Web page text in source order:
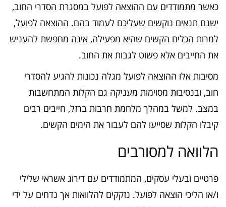
כאשר מתמודדים עם ההוצאה לפועל במסגרת הסדרי החוב,
ישנם תנאים נוקשים שעליכם לעמוד בהם. ההוצאה לפועל,
למרות הכלים הקשים שהיא מפעילה, אינה מחפשת להעניש
את החייבים אלא פשוט לגבות את החוב.
מסיבות אלו ההוצאה לפועל מגלה נכונות להגיע להסדרי
חוב, ובנסיבות מסוימות מעניקה גם הקלות המתחשבות
במצב. למשל במהלך מלחמת חרבות ברזל, חייבים רבים
קיבלו הקלות שסייעו להם לעבור את הימים הקשים.
הלוואה למסורבים
פרטיים ובעלי עסקים, המתמודדים עם דירוג אשראי שלילי
ו/או הליכי הוצאה לפועל. נזקקים להלוואות אך נדחים על ידי